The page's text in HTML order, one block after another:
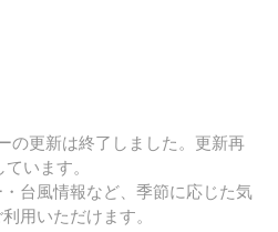
の更新は終了しました。更新再
います。
台風情報など、季節に応じた気
用いただけます。